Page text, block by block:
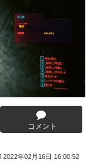
→「着々と進む最新
の現在ｗｗｗｗ
ゃ外出るのにボデ
内アナウンスでド
になってしまいま
す」
の箱追加しといて
と入れよ。これ美
になってしまいま
す」
伏線が発掘され
ヒだった模様！
県警が異例のお願い
ジ？？？コメント
2022年02月16日 16:00:52